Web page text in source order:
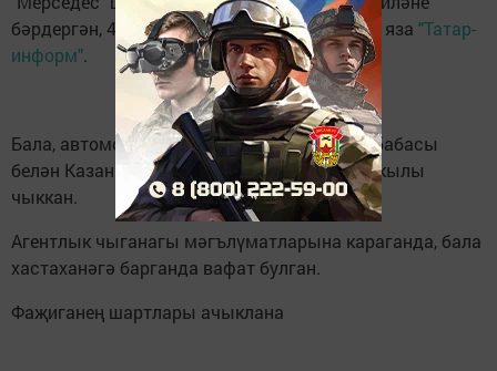
бәрдергән, 4 яшьлек бала һәлак булган, дип яза "Татар-
информ".
Бала, автомобиль бәрдергәндә, әбисе һәм бабасы
белән Казанның Гаврилов урамында юл аркылы
чыккан.
Агентлык чыганагы мәгълүматларына караганда, бала
хастаханәгә барганда вафат булган.
Фаҗиганең шартлары ачыклана